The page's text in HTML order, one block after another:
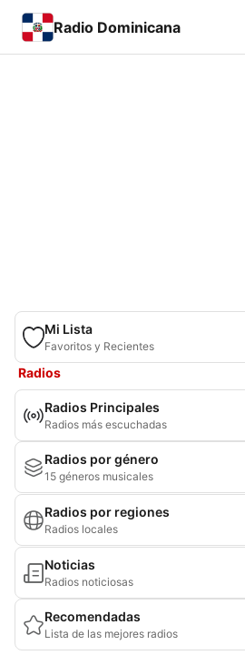
Radio Dominicana
Mi Lista
Favoritos y Recientes
Radios
Radios Principales
Radios más escuchadas
Radios por género
15 géneros musicales
Radios por regiones
Radios locales
Noticias
Radios noticiosas
Recomendadas
Lista de las mejores radios